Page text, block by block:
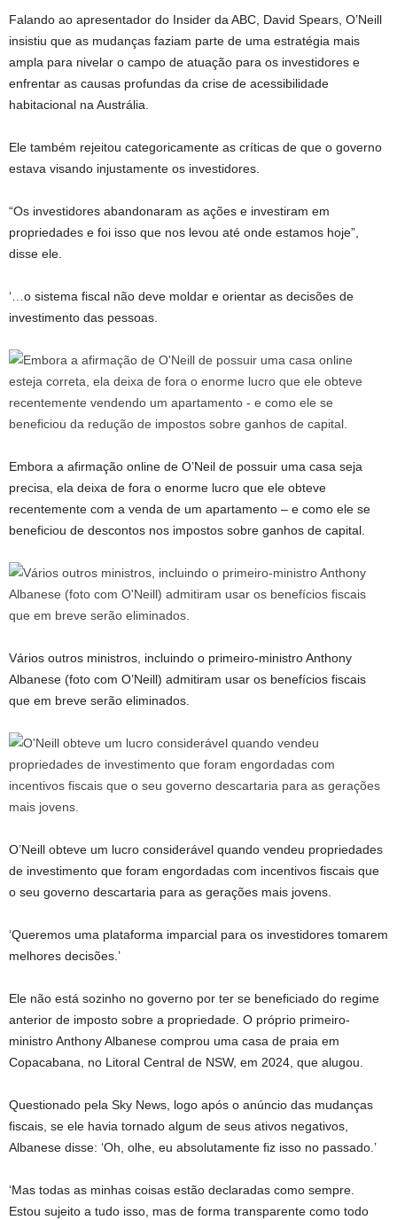
Falando ao apresentador do Insider da ABC, David Spears, O’Neill
insistiu que as mudanças faziam parte de uma estratégia mais
ampla para nivelar o campo de atuação para os investidores e
enfrentar as causas profundas da crise de acessibilidade
habitacional na Austrália.
Ele também rejeitou categoricamente as críticas de que o governo
estava visando injustamente os investidores.
“Os investidores abandonaram as ações e investiram em
propriedades e foi isso que nos levou até onde estamos hoje”,
disse ele.
‘…o sistema fiscal não deve moldar e orientar as decisões de
investimento das pessoas.
Embora a afirmação online de O’Neil de possuir uma casa seja
precisa, ela deixa de fora o enorme lucro que ele obteve
recentemente com a venda de um apartamento – e como ele se
beneficiou de descontos nos impostos sobre ganhos de capital.
Vários outros ministros, incluindo o primeiro-ministro Anthony
Albanese (foto com O’Neill) admitiram usar os benefícios fiscais
que em breve serão eliminados.
O’Neill obteve um lucro considerável quando vendeu propriedades
de investimento que foram engordadas com incentivos fiscais que
o seu governo descartaria para as gerações mais jovens.
‘Queremos uma plataforma imparcial para os investidores tomarem
melhores decisões.’
Ele não está sozinho no governo por ter se beneficiado do regime
anterior de imposto sobre a propriedade. O próprio primeiro-
ministro Anthony Albanese comprou uma casa de praia em
Copacabana, no Litoral Central de NSW, em 2024, que alugou.
Questionado pela Sky News, logo após o anúncio das mudanças
fiscais, se ele havia tornado algum de seus ativos negativos,
Albanese disse: ‘Oh, olhe, eu absolutamente fiz isso no passado.’
‘Mas todas as minhas coisas estão declaradas como sempre.
Estou sujeito a tudo isso, mas de forma transparente como todo